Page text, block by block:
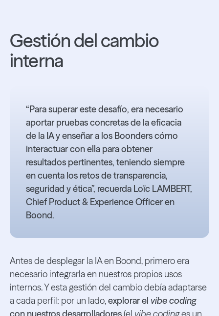
Gestión del cambio
interna
“Para superar este desafío, era necesario
aportar pruebas concretas de la eficacia
de la IA y enseñar a los Boonders cómo
interactuar con ella para obtener
resultados pertinentes, teniendo siempre
en cuenta los retos de transparencia,
seguridad y ética”, recuerda Loïc LAMBERT,
Chief Product & Experience Officer en
Boond.
Antes de desplegar la IA en Boond, primero era
necesario integrarla en nuestros propios usos
internos. Y esta gestión del cambio debía adaptarse
a cada perfil: por un lado,explorar el vibe coding